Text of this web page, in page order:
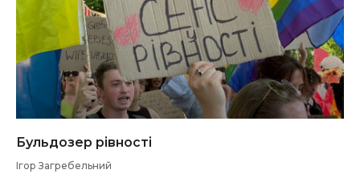
Бульдозер рівності
Ігор Загребельний